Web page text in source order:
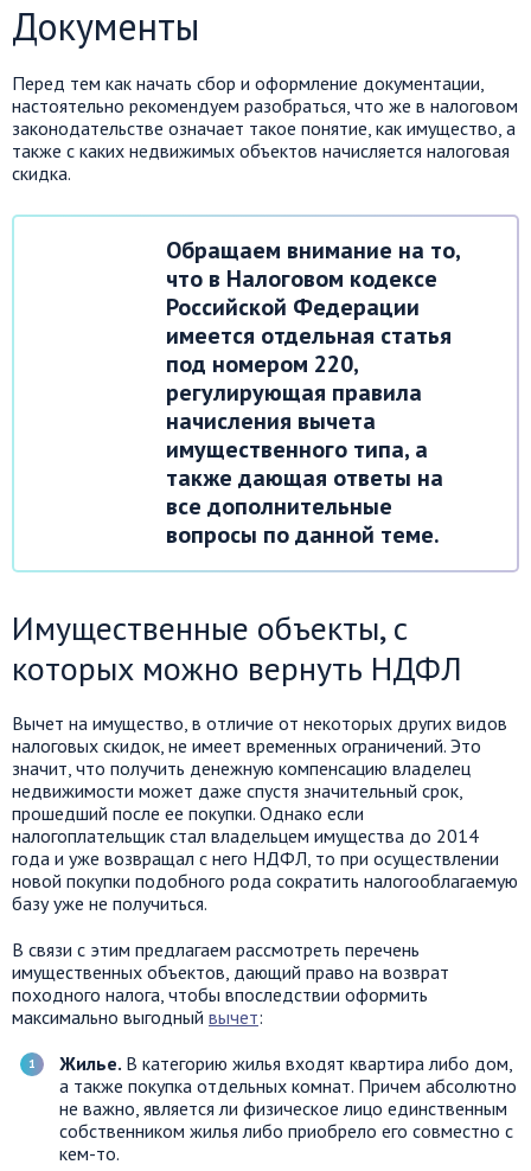
Документы
Перед тем как начать сбор и оформление документации,
настоятельно рекомендуем разобраться, что же в налоговом
законодательстве означает такое понятие, как имущество, а
также с каких недвижимых объектов начисляется налоговая
скидка.
Обращаем внимание на то,
что в Налоговом кодексе
Российской Федерации
имеется отдельная статья
под номером 220,
регулирующая правила
начисления вычета
имущественного типа, а
также дающая ответы на
все дополнительные
вопросы по данной теме.
Имущественные объекты, с
которых можно вернуть НДФЛ
Вычет на имущество, в отличие от некоторых других видов
налоговых скидок, не имеет временных ограничений. Это
значит, что получить денежную компенсацию владелец
недвижимости может даже спустя значительный срок,
прошедший после ее покупки. Однако если
налогоплательщик стал владельцем имущества до 2014
года и уже возвращал с него НДФЛ, то при осуществлении
новой покупки подобного рода сократить налогооблагаемую
базу уже не получиться.
В связи с этим предлагаем рассмотреть перечень
имущественных объектов, дающий право на возврат
походного налога, чтобы впоследствии оформить
максимально выгодный вычет:
Жилье. В категорию жилья входят квартира либо дом,
а также покупка отдельных комнат. Причем абсолютно
не важно, является ли физическое лицо единственным
собственником жилья либо приобрело его совместно с
кем-то.